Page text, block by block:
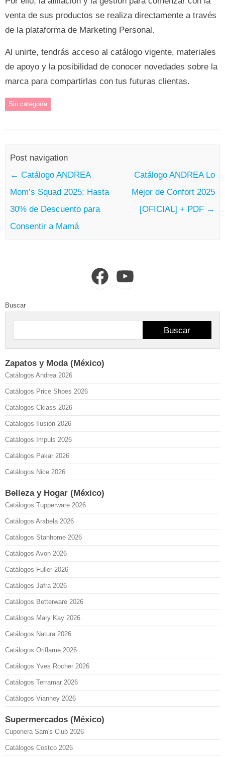
venta de sus productos se realiza directamente a través
de la plataforma de Marketing Personal.
Al unirte, tendrás acceso al catálogo vigente, materiales
de apoyo y la posibilidad de conocer novedades sobre la
marca para compartirlas con tus futuras clientas.
Sin categoría
Post navigation
← Catálogo ANDREA
Mom’s Squad 2025: Hasta
30% de Descuento para
Consentir a Mamá
Catálogo ANDREA Lo
Mejor de Confort 2025
[OFICIAL] + PDF →
FacebookYouTube
Buscar
Buscar
Zapatos y Moda (México)
Catálogos Andrea 2026
Catálogos Price Shoes 2026
Catálogos Cklass 2026
Catálogos Ilusión 2026
Catálogos Impuls 2026
Catálogos Pakar 2026
Catálogos Nice 2026
Belleza y Hogar (México)
Catálogos Tupperware 2026
Catálogos Arabela 2026
Catálogos Stanhome 2026
Catálogos Avon 2026
Catálogos Fuller 2026
Catálogos Jafra 2026
Catálogos Betterware 2026
Catálogos Mary Kay 2026
Catálogos Natura 2026
Catálogos Oriflame 2026
Catálogos Yves Rocher 2026
Catálogos Terramar 2026
Catálogos Vianney 2026
Supermercados (México)
Cuponera Sam's Club 2026
Catálogos Costco 2026